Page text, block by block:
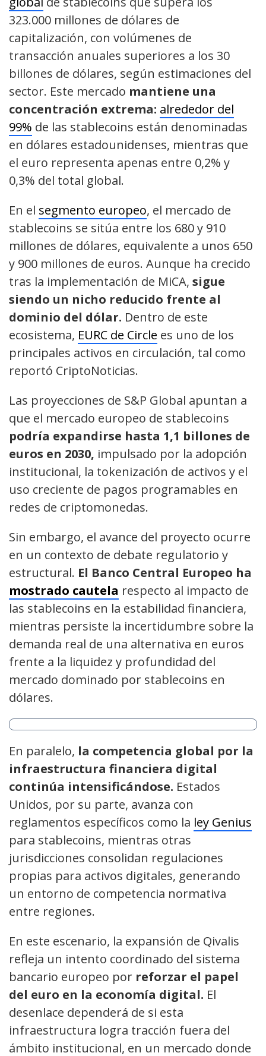
323.000 millones de dólares de
capitalización, con volúmenes de
transacción anuales superiores a los 30
billones de dólares, según estimaciones del
sector. Este mercado mantiene una
concentración extrema: alrededor del
99% de las stablecoins están denominadas
en dólares estadounidenses, mientras que
el euro representa apenas entre 0,2% y
0,3% del total global.
En el segmento europeo, el mercado de
stablecoins se sitúa entre los 680 y 910
millones de dólares, equivalente a unos 650
y 900 millones de euros. Aunque ha crecido
tras la implementación de MiCA, sigue
siendo un nicho reducido frente al
dominio del dólar. Dentro de este
ecosistema, EURC de Circle es uno de los
principales activos en circulación, tal como
reportó CriptoNoticias.
Las proyecciones de S&P Global apuntan a
que el mercado europeo de stablecoins
podría expandirse hasta 1,1 billones de
euros en 2030, impulsado por la adopción
institucional, la tokenización de activos y el
uso creciente de pagos programables en
redes de criptomonedas.
Sin embargo, el avance del proyecto ocurre
en un contexto de debate regulatorio y
estructural. El Banco Central Europeo ha
mostrado cautela respecto al impacto de
las stablecoins en la estabilidad financiera,
mientras persiste la incertidumbre sobre la
demanda real de una alternativa en euros
frente a la liquidez y profundidad del
mercado dominado por stablecoins en
dólares.
En paralelo, la competencia global por la
infraestructura financiera digital
continúa intensificándose. Estados
Unidos, por su parte, avanza con
reglamentos específicos como la ley Genius
para stablecoins, mientras otras
jurisdicciones consolidan regulaciones
propias para activos digitales, generando
un entorno de competencia normativa
entre regiones.
En este escenario, la expansión de Qivalis
refleja un intento coordinado del sistema
bancario europeo por reforzar el papel
del euro en la economía digital. El
desenlace dependerá de si esta
infraestructura logra tracción fuera del
ámbito institucional, en un mercado donde